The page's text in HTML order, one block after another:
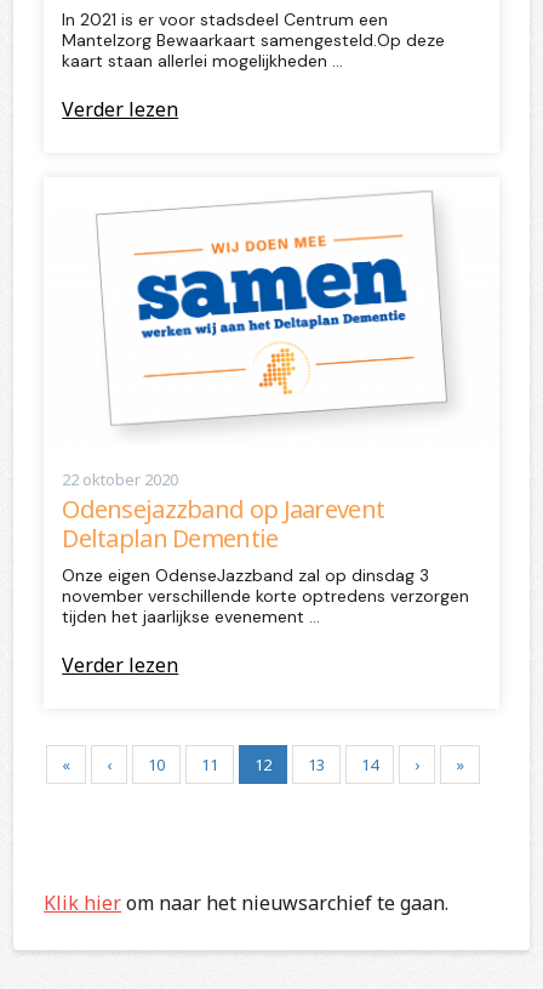
In 2021 is er voor stadsdeel Centrum een
Mantelzorg Bewaarkaart samengesteld.Op deze
kaart staan allerlei mogelijkheden …
Verder lezen
22 oktober 2020
Odensejazzband op Jaarevent
Deltaplan Dementie
Onze eigen OdenseJazzband zal op dinsdag 3
november verschillende korte optredens verzorgen
tijden het jaarlijkse evenement …
Verder lezen
« ‹ 10 11 12 13 14 › »
Klik hierom naar het nieuwsarchief te gaan.